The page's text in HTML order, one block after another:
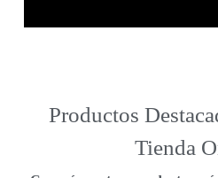
Productos
Tienda